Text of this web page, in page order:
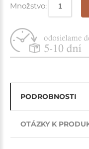
Množstvo:
PODROBNOSTI
OTÁZKY K